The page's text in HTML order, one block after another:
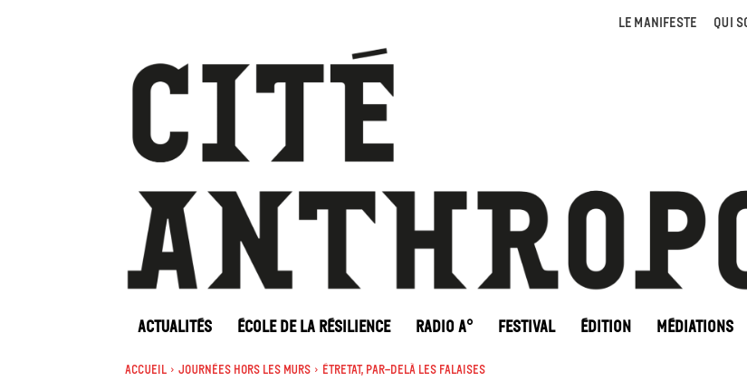
LE MANIFESTE QUI
ACTUALITÉS ÉCOLE DE LA RÉSILIENCE RADIO A° FESTIVAL ÉDITION MÉDIATIONS
Accueil Journées Hors les murs Étretat, par-delà les falaises